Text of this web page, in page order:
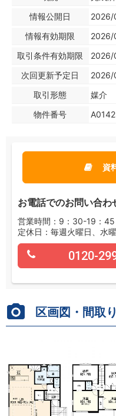
情報公開日
2026/
情報有効期限
2026/
取引条件有効期限
2026/
次回更新予定日
2026/
取引形態
媒介
物件番号
資
お電話でのお問い合わ
営業時間：9：30-19：45
定休日：毎週火曜日、水
0120-
区画図・間取